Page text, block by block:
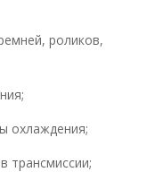
роликов,
охлаждения;
трансмиссии;